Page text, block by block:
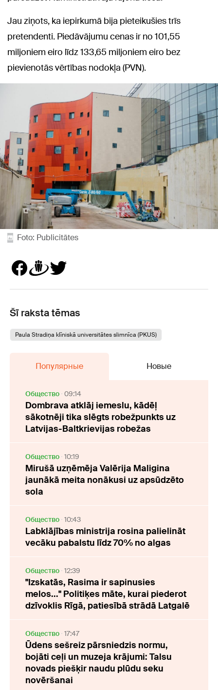
Jau ziņots, ka iepirkumā bija pieteikušies trīs
pretendenti. Piedāvājumu cenas ir no 101,55
miljoniem eiro līdz 133,65 miljoniem eiro bez
pievienotās vērtības nodokļa (PVN).
Foto: Publicitātes
Šī raksta tēmas
Paula Stradiņa klīniskā universitātes slimnīca (PKUS)
Популярные Новые
Oбщество 09:14
Dombrava atklāj iemeslu, kādēļ
sākotnēji tika slēgts robežpunkts uz
Latvijas-Baltkrievijas robežas
Oбщество 10:19
Mirušā uzņēmēja Valērija Maligina
jaunākā meita nonākusi uz apsūdzēto
sola
Oбщество 10:43
Labklājības ministrija rosina palielināt
vecāku pabalstu līdz 70% no algas
Oбщество 12:39
"Izskatās, Rasima ir sapinusies
melos..." Politiķes māte, kurai piederot
dzīvoklis Rīgā, patiesībā strādā Latgalē
Oбщество 17:47
Ūdens sešreiz pārsniedzis normu,
bojāti ceļi un muzeja krājumi: Talsu
novads piešķir naudu plūdu seku
novēršanai